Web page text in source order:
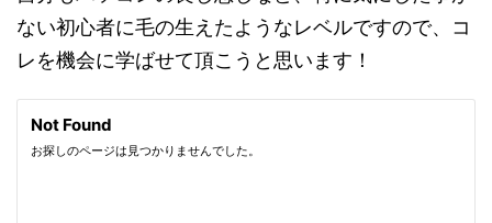
ない初心者に毛の生えたようなレベルですので、コ
レを機会に学ばせて頂こうと思います！